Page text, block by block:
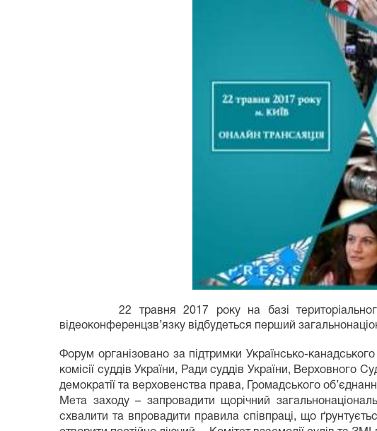
22 травня 2017 року на базі
відеоконференцзв’язку відбудеться перший
Форум організовано за підтримки Українсько-
комісії суддів України, Ради суддів України, Верховного
демократії та верховенства права, Громадського
Мета заходу – запровадити щорічний
схвалити та впровадити правила співпраці, що